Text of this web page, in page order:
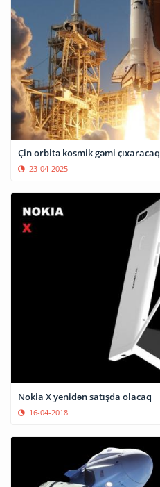
Çin orbitə kosmik gəmi çıxaracaq
23-04-2025
Nokia X yenidən satışda olacaq
16-04-2018